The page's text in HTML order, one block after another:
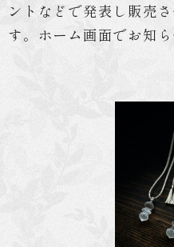
ントなどで発表し販売
す。ホーム画面でお知ら